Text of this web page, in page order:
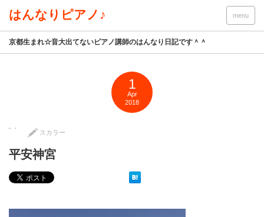
はんなりピアノ♪ menu
京都生まれ☆音大出てないピアノ講師のはんなり日記です＾＾
1
Apr
2018
スカラー
平安神宮